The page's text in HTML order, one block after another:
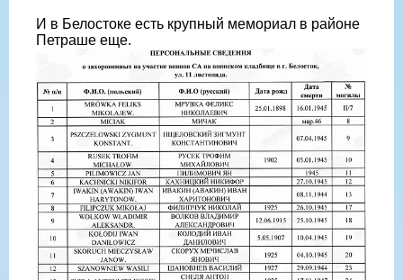
И в Белостоке есть крупный мемориал в районе
Петраше еще.